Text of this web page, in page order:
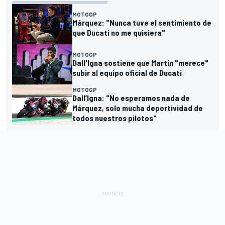
MOTOGP
Márquez: "Nunca tuve el sentimiento de
que Ducati no me quisiera"
MOTOGP
Dall'Igna sostiene que Martín "merece"
subir al equipo oficial de Ducati
MOTOGP
Dall’Igna: "No esperamos nada de
Márquez, solo mucha deportividad de
todos nuestros pilotos"